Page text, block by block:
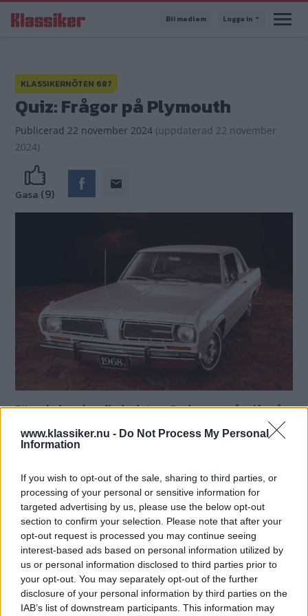
www.klassiker.nu - Do Not Process My Personal
Information
If you wish to opt-out of the sale, sharing to third parties, or
processing of your personal or sensitive information for
targeted advertising by us, please use the below opt-out
section to confirm your selection. Please note that after your
opt-out request is processed you may continue seeing
interest-based ads based on personal information utilized by
us or personal information disclosed to third parties prior to
your opt-out. You may separately opt-out of the further
disclosure of your personal information by third parties on the
IAB’s list of downstream participants. This information may
till
Bli medlem Logga in
KLASSIKERNÖTEN 687
Quiz: Frågor på Plymouth
Publicerad 22 november 2024 (uppdaterad 22 november
2024)
Gasa (9)
Förra helgen handlade det om Dodge - nu går vi in på
parhästen Plymouth som inte är med oss längre. Vad
kan du om detta klassiska amerikanska märke?
Mårten Carlsson
Det här är en låst artikel.Logga inför
att fortsätta läsa.
DIGITAL PRENUMERATION